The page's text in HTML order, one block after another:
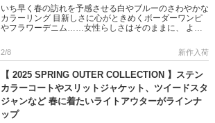
いち早く春の訪れを予感させる白やブルーのさわやかな
カラーリング 目新しさに心がときめくボーダーワンピ
やフラワーデニム……女性らしさはそのままに、 より
が到着。人気のリボン […]
2/8 新作入荷
【 2025 SPRING OUTER COLLECTION 】ステン
カラーコートやスリットジャケット、ツイードスタ
ジャンなど 春に着たいライトアウターがラインナ
ップ